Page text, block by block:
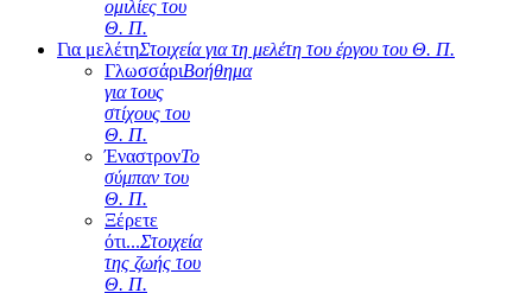
ομιλίες του
Θ. Π.
Για μελέτηΣτοιχεία για τη μελέτη του έργου του Θ. Π.
ΓλωσσάριΒοήθημα
για τους
στίχους του
Θ. Π.
ΈναστρονΤο
σύμπαν του
Θ. Π.
Ξέρετε
ότι...Στοιχεία
της ζωής του
Θ. Π.